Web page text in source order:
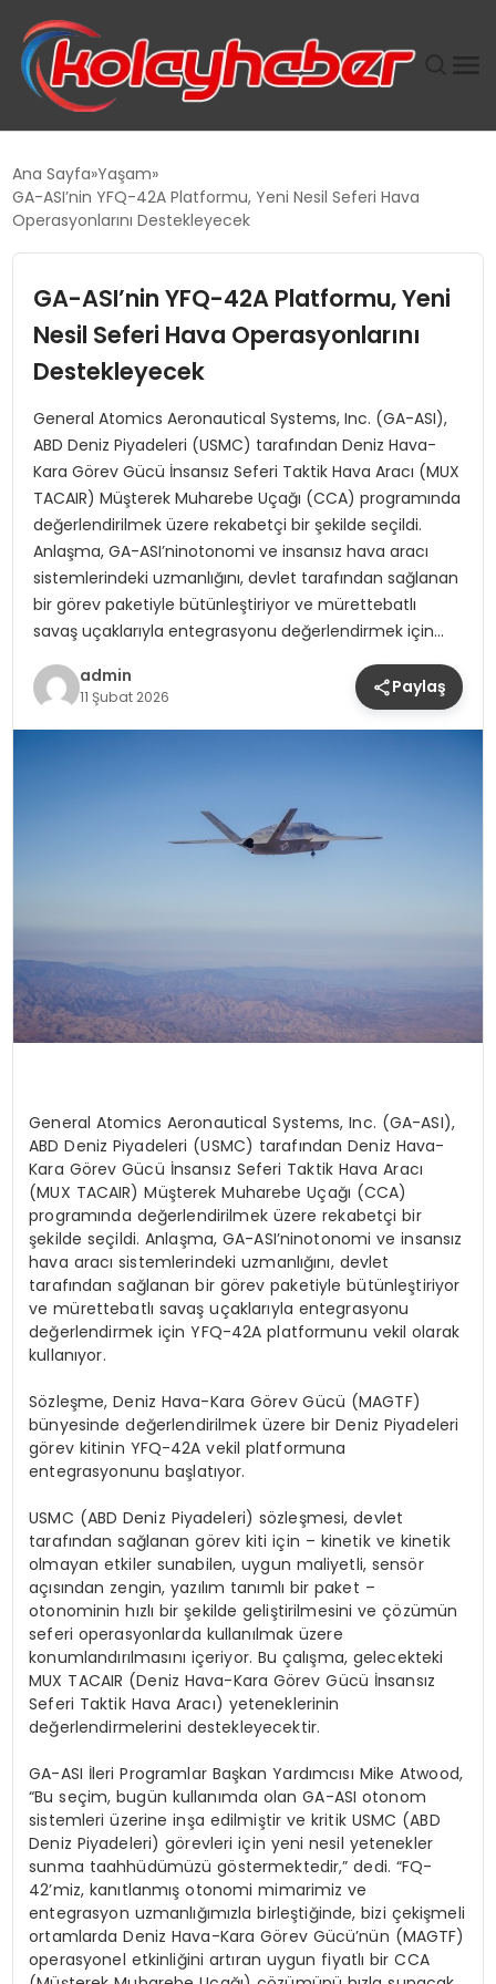
SUWEN’IN İSTIHDAM MODELI EKONOMIDE KADIN
TANYER YAPI ZEMIN MÜHENDISLIĞINDE HEDEF
BÜYÜTTÜ
TOROSLAR’DA PAZAR GERGİNLİĞİ!
Ana Sayfa Yaşam
GA-ASI’nin YFQ-42A Platformu, Yeni Nesil Seferi Hava
Operasyonlarını Destekleyecek
GA-ASI’nin YFQ-42A Platformu, Yeni
Nesil Seferi Hava Operasyonlarını
Destekleyecek
General Atomics Aeronautical Systems, Inc. (GA-ASI),
ABD Deniz Piyadeleri (USMC) tarafından Deniz Hava-
Kara Görev Gücü İnsansız Seferi Taktik Hava Aracı (MUX
TACAIR) Müşterek Muharebe Uçağı (CCA) programında
değerlendirilmek üzere rekabetçi bir şekilde seçildi.
Anlaşma, GA-ASI’ninotonomi ve insansız hava aracı
sistemlerindeki uzmanlığını, devlet tarafından sağlanan
bir görev paketiyle bütünleştiriyor ve mürettebatlı
savaş uçaklarıyla entegrasyonu değerlendirmek için…
admin
11 Şubat 2026 Paylaş
GeneralAtomics Aeronautical Systems,Inc. (GA-ASI),
ABD Deniz Piyadeleri (USMC) tarafından Deniz Hava-
Kara Görev Gücü İnsansız Seferi Taktik Hava Aracı
(MUX TACAIR)Müşterek Muharebe Uçağı (CCA)
programında değerlendirilmek üzere rekabetçi bir
şekilde seçildi. Anlaşma, GA-ASI’ninotonomi ve insansız
hava aracı sistemlerindeki uzmanlığını, devlet
tarafından sağlanan bir görev paketiyle bütünleştiriyor
ve mürettebatlı savaş uçaklarıyla entegrasyonu
değerlendirmek için YFQ-42A platformunu vekil olarak
kullanıyor.
Sözleşme, Deniz Hava-Kara GörevGücü (MAGTF)
bünyesinde değerlendirilmek üzere bir Deniz Piyadeleri
görevkitinin YFQ-42A vekil platformuna
entegrasyonunu başlatıyor.
USMC (ABD Deniz Piyadeleri) sözleşmesi, devlet
tarafından sağlanan görev kitiiçin – kinetik ve kinetik
olmayan etkiler sunabilen, uygun maliyetli, sensör
açısından zengin, yazılım tanımlı bir paket –
otonominin hızlı bir şekilde geliştirilmesini ve çözümün
seferi operasyonlarda kullanılmak üzere
konumlandırılmasını içeriyor. Bu çalışma, gelecekteki
MUX TACAIR (Deniz Hava-Kara Görev Gücü İnsansız
Seferi Taktik Hava Aracı) yeteneklerinin
değerlendirmelerini destekleyecektir.
GA-ASI İleri Programlar Başkan Yardımcısı Mike Atwood,
“Bu seçim, bugün kullanımda olan GA-ASI otonom
sistemleri üzerine inşa edilmiştir ve kritik USMC (ABD
Deniz Piyadeleri) görevleri için yeni nesil yetenekler
sunma taahhüdümüzü göstermektedir,” dedi. “FQ-
42’miz, kanıtlanmış otonomi mimarimiz ve
entegrasyon uzmanlığımızla birleştiğinde, bizi çekişmeli
ortamlarda Deniz Hava-Kara GörevGücü’nün (MAGTF)
operasyonel etkinliğini artıran uygun fiyatlı bir CCA